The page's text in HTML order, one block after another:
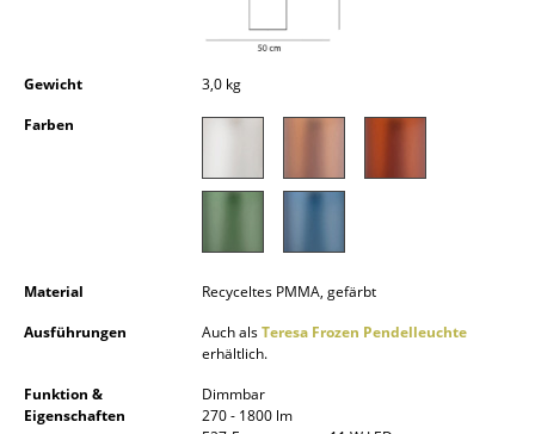
Licht
Hängeleuchten & Deckenleuchten
Outdoor-Leuchten
Gewicht
3,0 kg
Farben
Material
Recyceltes PMMA, gefärbt
Ausführungen
Auch alsTeresa Frozen Pendelleuchte
erhältlich.
Funktion &
Eigenschaften
Dimmbar
270 - 1800 lm